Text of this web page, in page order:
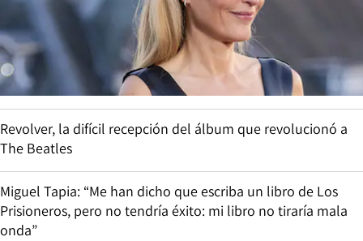
Revolver, la difícil recepción del álbum que revolucionó a
The Beatles
Miguel Tapia: “Me han dicho que escriba un libro de Los
Prisioneros, pero no tendría éxito: mi libro no tiraría mala
onda”